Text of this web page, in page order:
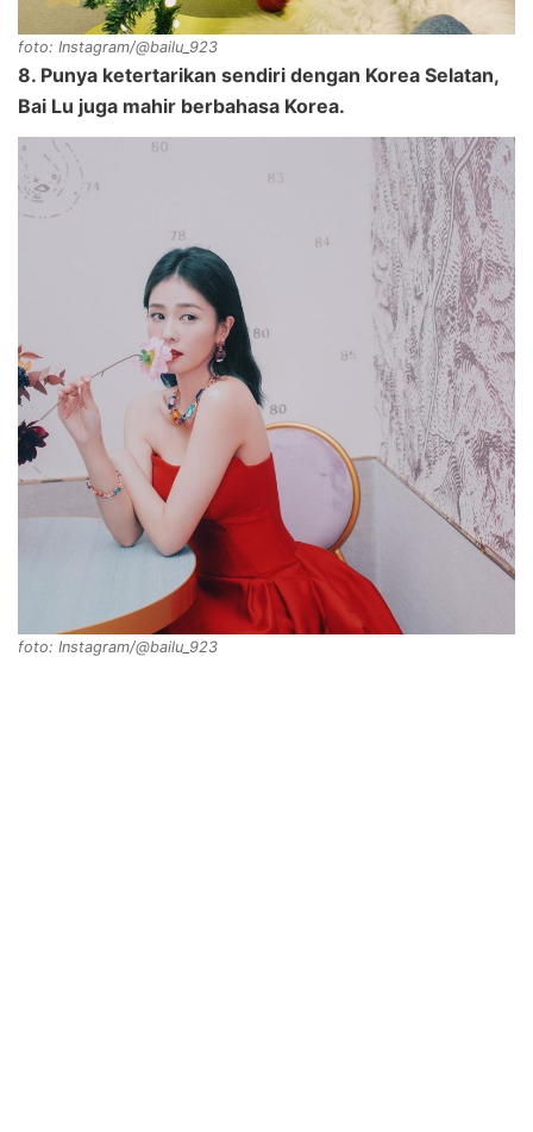
foto: Instagram/@bailu_923
8. Punya ketertarikan sendiri dengan Korea Selatan,
Bai Lu juga mahir berbahasa Korea.
foto: Instagram/@bailu_923